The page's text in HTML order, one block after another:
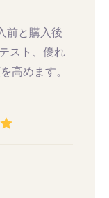
と購入後
スト、優れ
高めます。